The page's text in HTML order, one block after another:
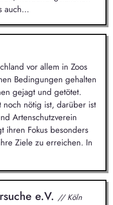
auch...
vor allem in Zoos
Bedingungen gehalten
gejagt und getötet.
noch nötig ist, darüber ist
Artenschutzverein
ihren Fokus besonders
Ziele zu erreichen. In
e.V. // Köln